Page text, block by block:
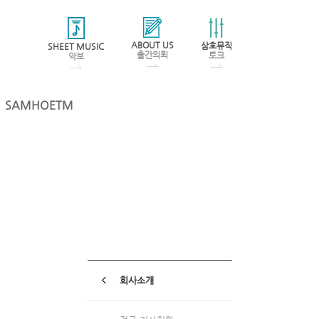
SHEET MUSIC
악보
ABOUT US
출간의뢰
삼호뮤직
토크
SAMHOETM
회사소개